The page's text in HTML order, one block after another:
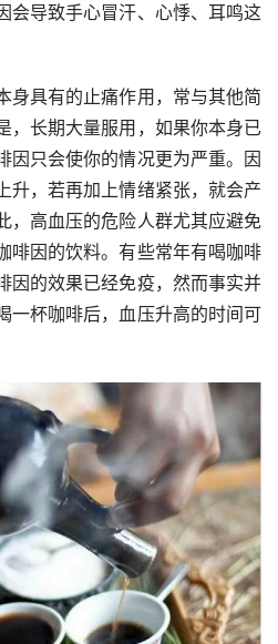
会导致手心冒汗、心悸、耳鸣这
身具有的止痛作用，常与其他简
，长期大量服用，如果你本身已
因只会使你的情况更为严重。因
升，若再加上情绪紧张，就会产
，高血压的危险人群尤其应避免
啡因的饮料。有些常年有喝咖啡
因的效果已经免疫，然而事实并
一杯咖啡后，血压升高的时间可